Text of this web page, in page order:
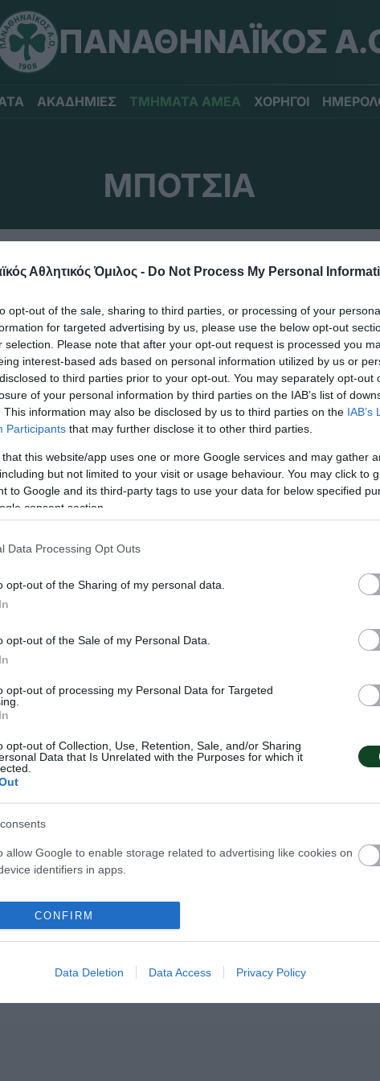
Αθλητικός Όμιλος - Do Not Process My Personal
opt-out of the sale, sharing to third parties, or processing of your
for targeted advertising by us, please use the below opt-out
selection. Please note that after your opt-out request is processed you
interest-based ads based on personal information utilized by us or
to third parties prior to your opt-out. You may separately opt-out
of your personal information by third parties on the IAB’s list of
This information may also be disclosed by us to third parties on the IAB’s
Participants that may further disclose it to other third parties.
that this website/app uses one or more Google services and may gather
but not limited to your visit or usage behaviour. You may click to
to Google and its third-party tags to use your data for below specified
consent section.
Data Processing Opt Outs
opt-out of the Sharing of my personal data.
opt-out of the Sale of my Personal Data.
opt-out of processing my Personal Data for Targeted
opt-out of Collection, Use, Retention, Sale, and/or Sharing
Data that Is Unrelated with the Purposes for which it
allow Google to enable storage related to advertising like cookies on
identifiers in apps.
CONFIRM
Data Deletion Data Access Privacy Policy
ΠΑΝΑΘΗΝΑΪΚΟΣ
ΑΚΑΔΗΜΙΕΣ ΤΜΗΜΑΤΑ ΑΜΕΑ ΧΟΡΗΓΟΙ
ΜΠΟΤΣΙΑ
Σταμούλη και
Μπότσια!
εντάσσει στο έμψυχο
Νίκο Σταμούλη και
του Συλλόγου.
NEWSLETTER
στο Newsletter μπορείς εύκολα να
εξελίξεις του Παναθηναϊκού Αθλητικού Ομίλου